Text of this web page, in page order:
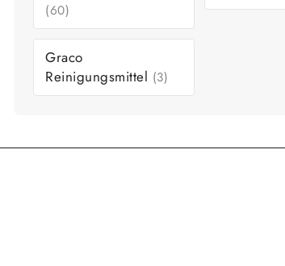
(60)
Graco
Reinigungsmittel (3)